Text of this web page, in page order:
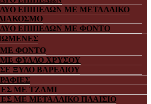
ΔΥΟ ΕΠΙΠΕΔΩΝ ΜΕ ΜΕΤΑΛΛΙΚΟ
ΔΥΟ ΕΠΙΠΕΔΩΝ ΜΕ ΦΟΝΤΟ
ΜΕ ΦΟΝΤΟ
ΜΕ ΦΥΛΛΟ ΧΡΥΣΟΥ
ΣΕ ΞΥΛΟ ΒΑΡΕΛΙΟΥ
ΜΕ ΤΖΑΜΙ
ΜΕ ΜΕΤΑΛΛΙΚΟ ΠΛΑΙΣΙΟ